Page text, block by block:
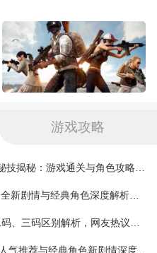
惊人的高中生活为高院出
收银员的女孩2018年作为
理借书证的发放，图书馆
银员乐趣收款机游戏爱好
下载
下载
下载
下载
游戏攻略
欧美无人区尺码对比：一码、二码、三码区别解析，网友热议：选择更精准，购物无忧！
春雨直播app下载软件免费：高人气推荐与经典角色新剧情深度解析指南